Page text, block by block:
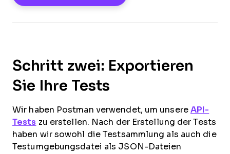
Schritt zwei: Exportieren
Sie Ihre Tests
Wir haben Postman verwendet, um unsere API-
Tests zu erstellen. Nach der Erstellung der Tests
haben wir sowohl die Testsammlung als auch die
Testumgebungsdatei als JSON-Dateien